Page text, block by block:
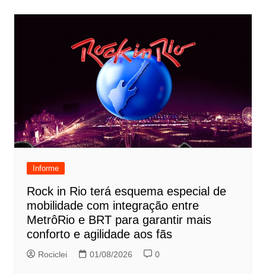
Informe
Rock in Rio terá esquema especial de
mobilidade com integração entre
MetrôRio e BRT para garantir mais
conforto e agilidade aos fãs
Rociclei 01/08/2026 0